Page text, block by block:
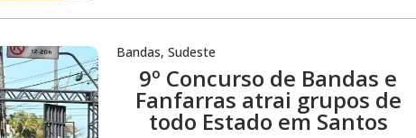
Bandas, Sudeste
9º Concurso de Bandas e
Fanfarras atrai grupos de
todo Estado em Santos